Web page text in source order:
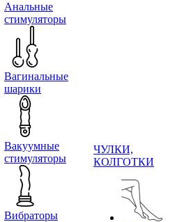
Анальные
стимуляторы
Вагинальные
шарики
Вакуумные
стимуляторы
Вибраторы
ЧУЛКИ,
КОЛГОТКИ